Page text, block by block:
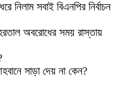
সবাই বিএনপির নির্বাচন
অবরোধের সময় রাস্তায়
সাড়া দেয় না কেন?